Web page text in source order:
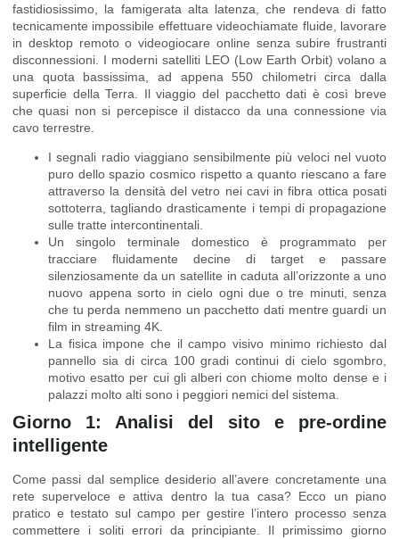
fastidiosissimo, la famigerata alta latenza, che rendeva di fatto
tecnicamente impossibile effettuare videochiamate fluide, lavorare
in desktop remoto o videogiocare online senza subire frustranti
disconnessioni. I moderni satelliti LEO (Low Earth Orbit) volano a
una quota bassissima, ad appena 550 chilometri circa dalla
superficie della Terra. Il viaggio del pacchetto dati è così breve
che quasi non si percepisce il distacco da una connessione via
cavo terrestre.
I segnali radio viaggiano sensibilmente più veloci nel vuoto
puro dello spazio cosmico rispetto a quanto riescano a fare
attraverso la densità del vetro nei cavi in fibra ottica posati
sottoterra, tagliando drasticamente i tempi di propagazione
sulle tratte intercontinentali.
Un singolo terminale domestico è programmato per
tracciare fluidamente decine di target e passare
silenziosamente da un satellite in caduta all’orizzonte a uno
nuovo appena sorto in cielo ogni due o tre minuti, senza
che tu perda nemmeno un pacchetto dati mentre guardi un
film in streaming 4K.
La fisica impone che il campo visivo minimo richiesto dal
pannello sia di circa 100 gradi continui di cielo sgombro,
motivo esatto per cui gli alberi con chiome molto dense e i
palazzi molto alti sono i peggiori nemici del sistema.
Giorno 1: Analisi del sito e pre-ordine
intelligente
Come passi dal semplice desiderio all’avere concretamente una
rete superveloce e attiva dentro la tua casa? Ecco un piano
pratico e testato sul campo per gestire l’intero processo senza
commettere i soliti errori da principiante. Il primissimo giorno